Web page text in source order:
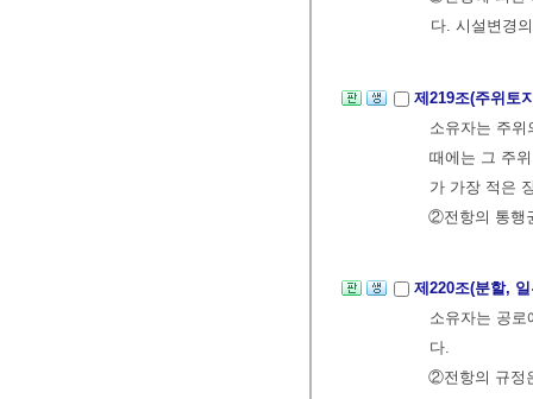
다. 시설변경
제219조(주위토
소유자는 주
때에는 그 주
가 가장 적은
②전항의 통행
제220조(분할,
소유자는 공
다.
②전항의 규정